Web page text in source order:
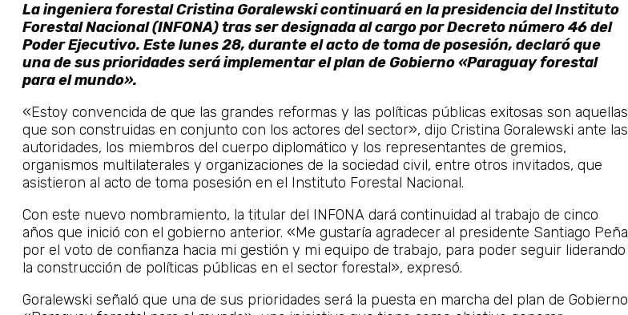
La ingeniera forestal Cristina Goralewski continuará en la presidencia del Instituto
Forestal Nacional (INFONA) tras ser designada al cargo por Decreto número 46 del
Poder Ejecutivo. Este lunes 28, durante el acto de toma de posesión, declaró que
una de sus prioridades será implementar el plan de Gobierno «Paraguay forestal
para el mundo».
«Estoy convencida de que las grandes reformas y las políticas públicas exitosas son aquellas
que son construidas en conjunto con los actores del sector», dijo Cristina Goralewski ante las
autoridades, los miembros del cuerpo diplomático y los representantes de gremios,
organismos multilaterales y organizaciones de la sociedad civil, entre otros invitados, que
asistieron al acto de toma posesión en el Instituto Forestal Nacional.
Con este nuevo nombramiento, la titular del INFONA dará continuidad al trabajo de cinco
años que inició con el gobierno anterior. «Me gustaría agradecer al presidente Santiago Peña
por el voto de confianza hacia mi gestión y mi equipo de trabajo, para poder seguir liderando
la construcción de políticas públicas en el sector forestal», expresó.
Goralewski señaló que una de sus prioridades será la puesta en marcha del plan de Gobierno